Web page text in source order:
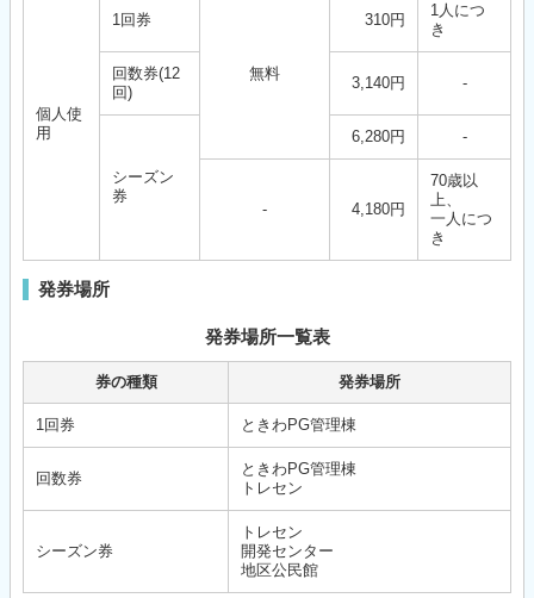
個人使
用
1回券
無料
310円
1人につ
き
回数券(12
回)
3,140円 -
シーズン
券
6,280円 -
- 4,180円
70歳以
上、
一人につ
き
発券場所
発券場所一覧表
券の種類 発券場所
1回券 ときわPG管理棟
回数券
ときわPG管理棟
トレセン
シーズン券
トレセン
開発センター
地区公民館